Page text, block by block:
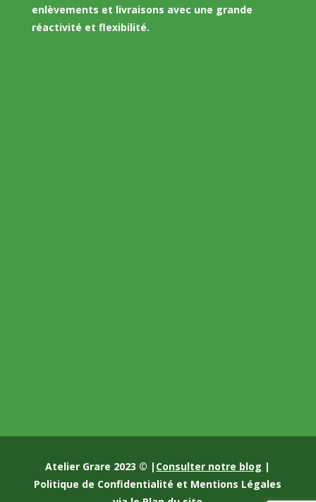
enlèvements et livraisons avec une grande
réactivité et flexibilité.
Atelier Grare 2023 © | Consulter notre blog |
Politique de Confidentialité et Mentions Légales